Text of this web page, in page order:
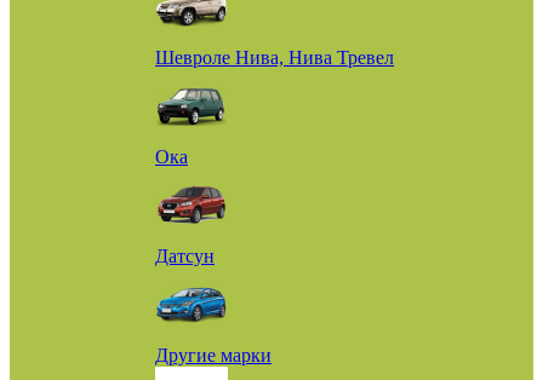
Шевроле Нива, Нива Тревел
Ока
Датсун
Другие марки